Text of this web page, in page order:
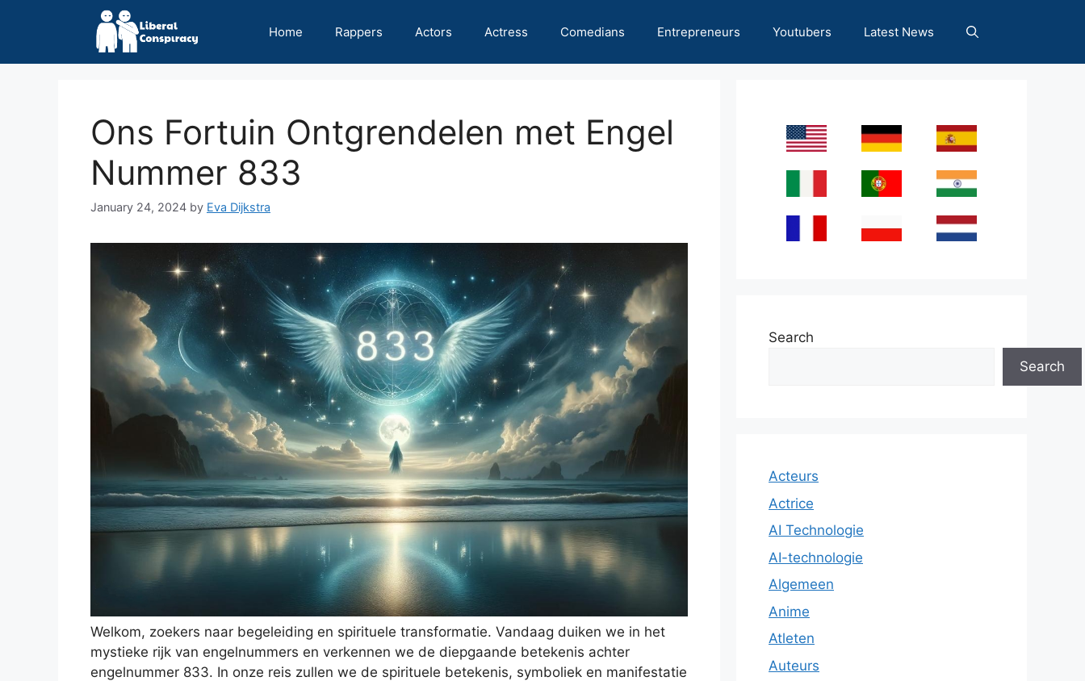
Home Rappers Actors Actress Comedians Entrepreneurs Youtubers Latest News
Ons Fortuin Ontgrendelen met Engel
Nummer 833
January 24, 2024 by Eva Dijkstra
Welkom, zoekers naar begeleiding en spirituele transformatie. Vandaag duiken we in het
mystieke rijk van engelnummers en verkennen we de diepgaande betekenis achter
engelnummer 833. In onze reis zullen we de spirituele betekenis, symboliek en manifestatie
Search
Search
Acteurs
Actrice
AI Technologie
AI-technologie
Algemeen
Anime
Atleten
Auteurs